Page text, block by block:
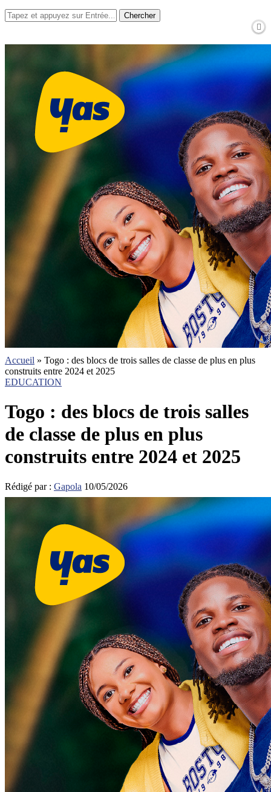
Chercher
Accueil » Togo : des blocs de trois salles de classe de plus en plus
construits entre 2024 et 2025
EDUCATION
Togo : des blocs de trois salles
de classe de plus en plus
construits entre 2024 et 2025
Rédigé par : Gapola 10/05/2026